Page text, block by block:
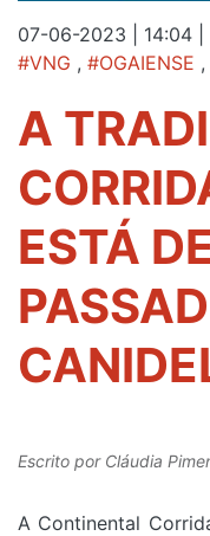
07-06-2023 | 14:04
#VNG , #OGAIENSE ,
A
ESTÁ
Escrito por Cláudia
A Continental